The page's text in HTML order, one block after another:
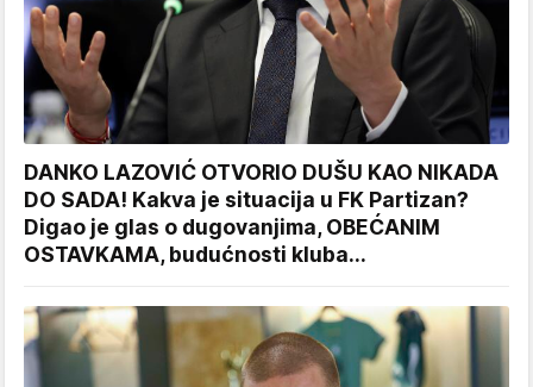
DANKO LAZOVIĆ OTVORIO DUŠU KAO NIKADA
DO SADA! Kakva je situacija u FK Partizan?
Digao je glas o dugovanjima, OBEĆANIM
OSTAVKAMA, budućnosti kluba...